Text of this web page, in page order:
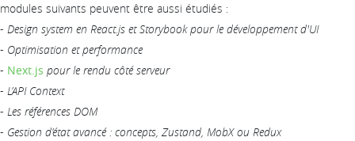
modules suivants peuvent être aussi étudiés :
- Design system en React.js et Storybook pour le développement d'UI
- Optimisation et performance
- Next.js pour le rendu côté serveur
- L’API Context
- Les références DOM
- Gestion d’état avancé : concepts, Zustand, MobX ou Redux